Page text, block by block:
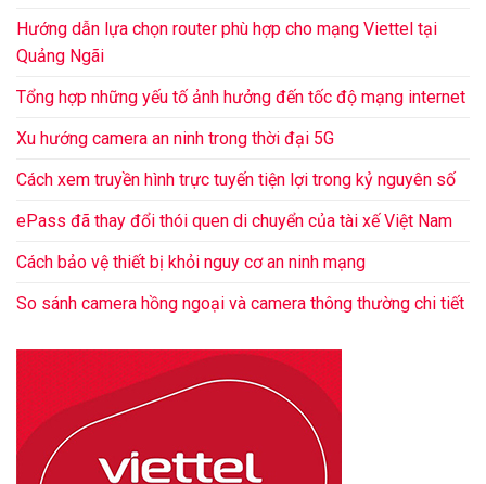
Hướng dẫn lựa chọn router phù hợp cho mạng Viettel tại
Quảng Ngãi
Tổng hợp những yếu tố ảnh hưởng đến tốc độ mạng internet
Xu hướng camera an ninh trong thời đại 5G
Cách xem truyền hình trực tuyến tiện lợi trong kỷ nguyên số
ePass đã thay đổi thói quen di chuyển của tài xế Việt Nam
Cách bảo vệ thiết bị khỏi nguy cơ an ninh mạng
So sánh camera hồng ngoại và camera thông thường chi tiết